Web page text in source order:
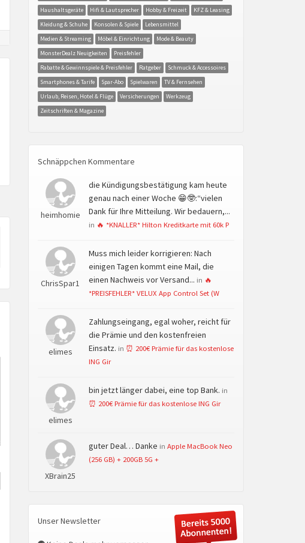
Haushaltsgeräte
Hifi & Lautsprecher Hobby & Freizeit
KFZ & Leasing
Kleidung & Schuhe
Konsolen & Spiele
Lebensmittel
Medien & Streaming
Möbel & Einrichtung
Mode & Beauty
MonsterDealz Neuigkeiten
Preisfehler
Rabatte & Gewinnspiele & Preisfehler
Ratgeber
Schmuck & Accessoires
Smartphones & Tarife
Spar-Abo Spielwaren
TV & Fernsehen
Urlaub, Reisen, Hotel & Flüge
Versicherungen
Werkzeug
Zeitschriften & Magazine
Schnäppchen Kommentare
heimhomie
die Kündigungsbestätigung kam heute
genau nach einer Woche 😁🤓:“vielen
Dank für Ihre Mitteilung. Wir bedauern,...
in 🔥 *KNALLER* Hilton Kreditkarte mit 60k P
ChrisSpar1
Muss mich leider korrigieren: Nach
einigen Tagen kommt eine Mail, die
einen Nachweis vor Versand... in 🔥
*PREISFEHLER* VELUX App Control Set (W
elimes
Zahlungseingang, egal woher, reicht für
die Prämie und den kostenfreien
Einsatz. in ⏰ 200€ Prämie für das kostenlose
ING Gir
elimes
bin jetzt länger dabei, eine top Bank. in
⏰ 200€ Prämie für das kostenlose ING Gir
XBrain25
guter Deal… Danke in Apple MacBook Neo
(256 GB) + 200GB 5G +
Unser Newsletter